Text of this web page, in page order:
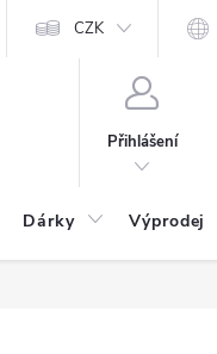
CZK
Přihlášení
Dárky Výprodej